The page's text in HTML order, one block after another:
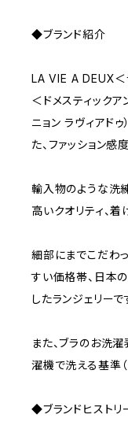
◆ブランド紹介
LA VIE A DEUX＜
＜ドメスティック
ニョン ラヴィアド
た、ファッション感
輸入物のような洗
高いクオリティ、
細部にまでこだわ
すい価格帯、日本
したランジェリーで
また、ブラのお洗
濯機で洗える基準（
◆ブランドヒストリ